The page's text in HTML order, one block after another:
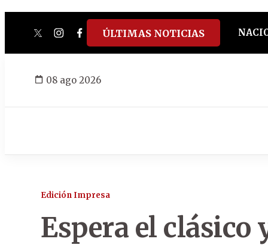
twitterinstagram
facebook
tiktokyoutube
spotify
ÚLTIMAS NOTICIAS
08 ago 2026
Edición Impresa
Espera el clásico